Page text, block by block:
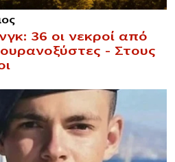
36 οι νεκροί από
– Στους